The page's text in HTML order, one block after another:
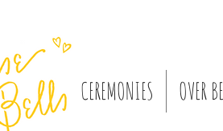
CEREMONIES OVER